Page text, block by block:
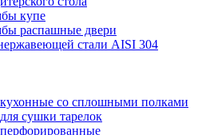
купе
распашные двери
стали AISI 304
со сплошными полками
сушки тарелок